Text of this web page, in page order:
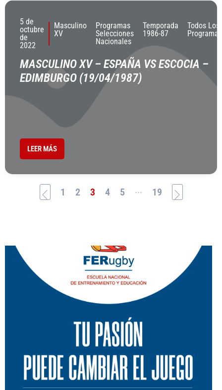
5 de
octubre
de
2022
Masculino
XV
Programas
Selecciones
Nacionales
Temporada
1986-87
Todos Los
Programas
MASCULINO XV – ESPAÑA VS ESCOCIA –
EDIMBURGO (19/04/1987)
LEER MÁS
1 2 3 4 5 ... 19